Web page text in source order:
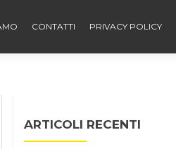
CONTATTI PRIVACY POLICY
ARTICOLI RECENTI